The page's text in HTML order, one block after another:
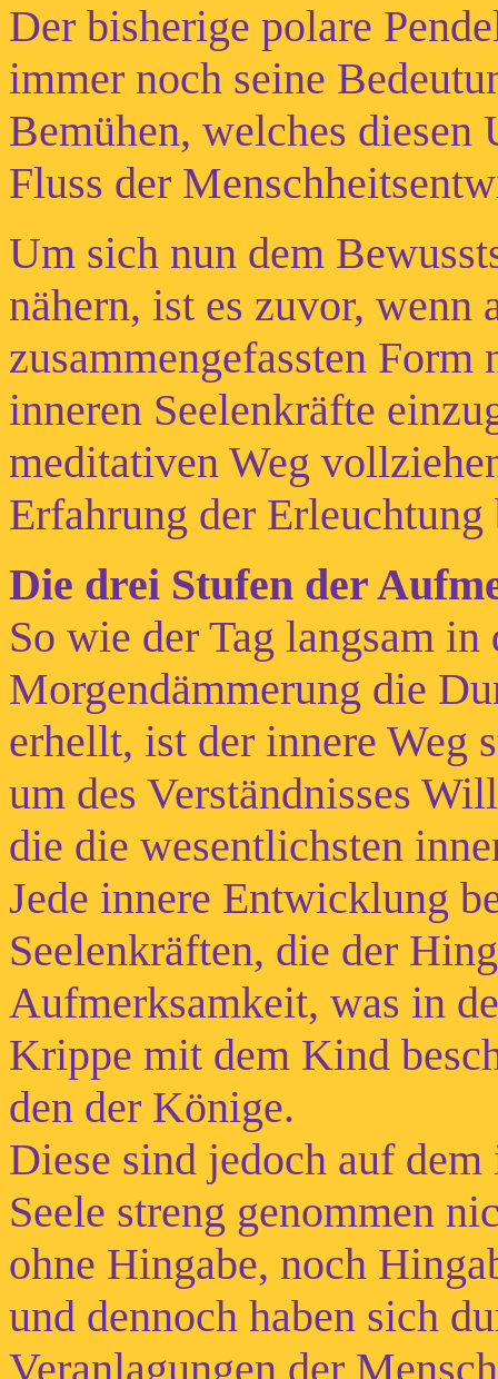
Der bisherige polare
immer noch seine
Bemühen, welches
Fluss der
Um sich nun dem
nähern, ist es zuvor, wenn
zusammengefassten
inneren Seelenkräfte
meditativen Weg
Erfahrung der
Die drei Stufen der
So wie der Tag langsam
Morgendämmerung die
erhellt, ist der innere Weg
um des Verständnisses
die die wesentlichsten
Jede innere Entwicklung
Seelenkräften, die der
Aufmerksamkeit, was in
Krippe mit dem Kind
den der Könige.
Diese sind jedoch auf
Seele streng genommen
ohne Hingabe, noch
und dennoch haben sich
Veranlagungen der